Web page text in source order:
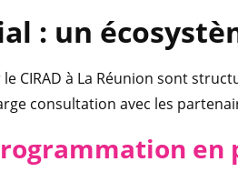
: un
CIRAD à La Réunion sont
consultation avec les
en